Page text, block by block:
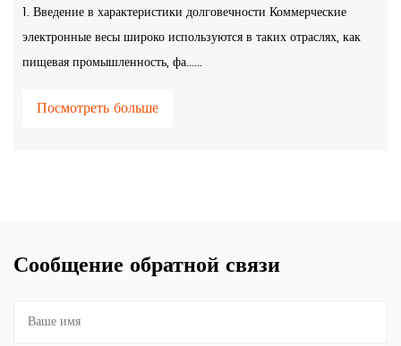
1. Введение в характеристики долговечности Коммерческие
электронные весы широко используются в таких отраслях, как
пищевая промышленность, фа......
Посмотреть больше
Сообщение обратной связи